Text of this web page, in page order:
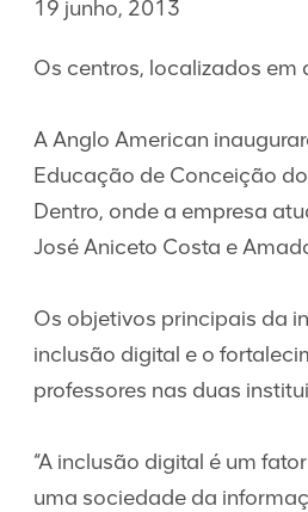
19 junho, 2013
Os centros, localizados
A Anglo American
Educação de Conceição
Dentro, onde a empresa
José Aniceto Costa e
Os objetivos principais da
inclusão digital e o
professores nas duas
“A inclusão digital é um
uma sociedade da